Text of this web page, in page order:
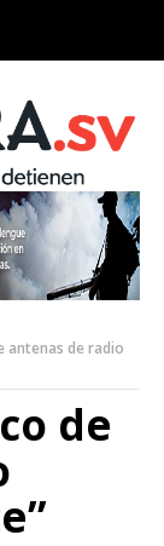
antenas de radio
de